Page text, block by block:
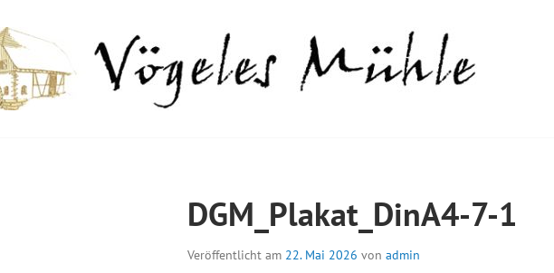
zum
Inhalt
DGM_Plakat_DinA4-7-1
Veröffentlicht am 22. Mai 2026 von admin